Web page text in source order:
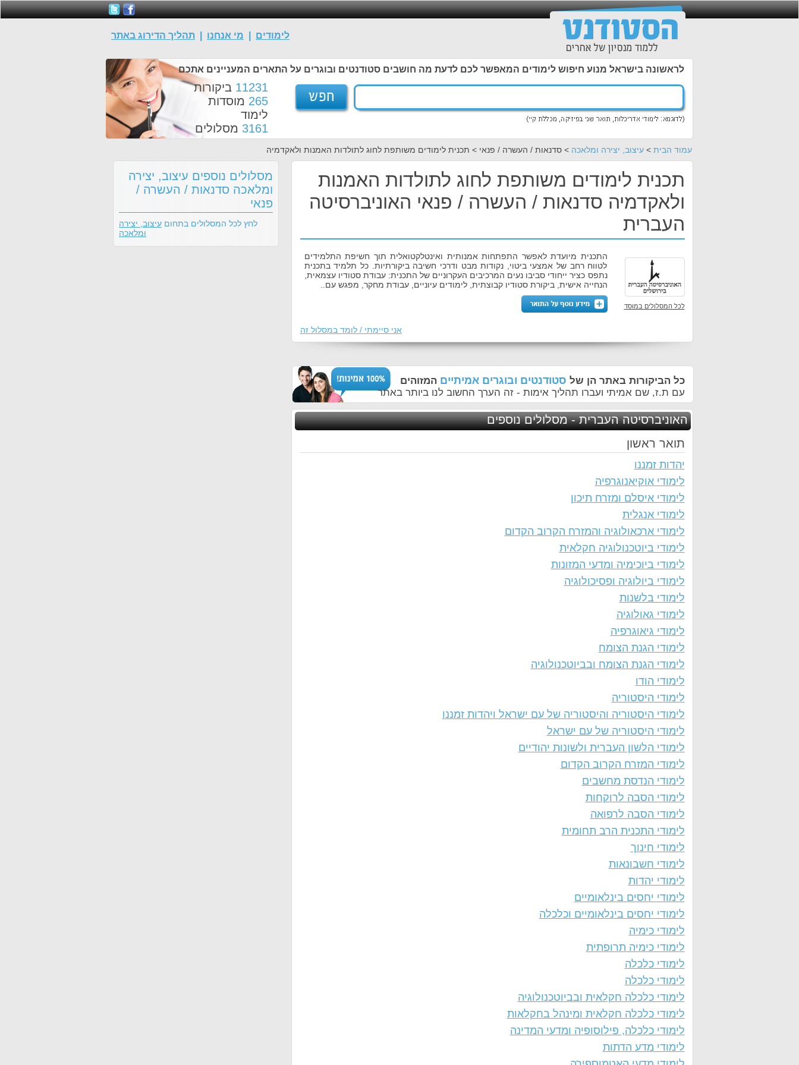
לימודים מי אנחנו תהליך הדירוג באתר
לראשונה בישראל מנוע חיפוש לימודים המאפשר לכם לדעת מה חושבים סטודנטים ובוגרים על התארים המעניינים אתכם
11231 ביקורות
265 מוסדות
לימוד
3161 מסלולים
עמוד הבית >עיצוב, יצירה ומלאכה> סדנאות / העשרה / פנאי > תכנית לימודים משותפת לחוג לתולדות האמנות ולאקדמיה
תכנית לימודים משותפת לחוג לתולדות האמנות
ולאקדמיה סדנאות / העשרה / פנאי האוניברסיטה
העברית
לכל המסלולים במוסד
התכנית מיועדת לאפשר התפתחות אמנותית ואינטלקטואלית תוך חשיפת התלמידים
לטווח רחב של אמצעי ביטוי, נקודות מבט ודרכי חשיבה ביקורתיות. כל תלמיד בתכנית
נתפס כציר ייחודי סביבו נעים המרכיבים העקרוניים של התכנית: עבודת סטודיו עצמאית,
הנחייה אישית, ביקורת סטודיו קבוצתית, לימודים עיוניים, עבודת מחקר, מפגש עם..
אני סיימתי / לומד במסלול זה
כל הביקורות באתר הן של סטודנטים ובוגרים אמיתיים המזוהים
עם ת.ז, שם אמיתי ועברו תהליך אימות - זה הערך החשוב לנו ביותר באתר
האוניברסיטה העברית - מסלולים נוספים
תואר ראשון
יהדות זמננו
לימודי אוקיאנוגרפיה
לימודי איסלם ומזרח תיכון
לימודי אנגלית
לימודי ארכאולוגיה והמזרח הקרוב הקדום
לימודי ביוטכנולוגיה חקלאית
לימודי ביוכימיה ומדעי המזונות
לימודי ביולוגיה ופסיכולוגיה
לימודי בלשנות
לימודי גאולוגיה
לימודי גיאוגרפיה
לימודי הגנת הצומח
לימודי הגנת הצומח ובביוטכנולוגיה
לימודי הודו
לימודי היסטוריה
לימודי היסטוריה והיסטוריה של עם ישראל ויהדות זמננו
לימודי היסטוריה של עם ישראל
לימודי הלשון העברית ולשונות יהודיים
לימודי המזרח הקרוב הקדום
לימודי הנדסת מחשבים
לימודי הסבה לרוקחות
לימודי הסבה לרפואה
לימודי התכנית הרב תחומית
לימודי חינוך
לימודי חשבונאות
לימודי יהדות
לימודי יחסים בינלאומיים
לימודי יחסים בינלאומיים וכלכלה
לימודי כימיה
לימודי כימיה תרופתית
לימודי כלכלה
לימודי כלכלה
לימודי כלכלה חקלאית ובביוטכנולוגיה
לימודי כלכלה חקלאית ומינהל בחקלאות
לימודי כלכלה, פילוסופיה ומדעי המדינה
לימודי מדע הדתות
מסלולים נוספים עיצוב, יצירה
ומלאכה סדנאות / העשרה /
פנאי
לחץ לכל המסלולים בתחום עיצוב, יצירה
ומלאכה